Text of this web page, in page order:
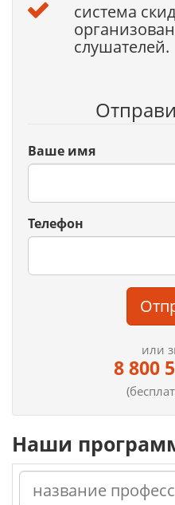
система
слушателей.
Ваше имя
Телефон
или
8 800
Наши